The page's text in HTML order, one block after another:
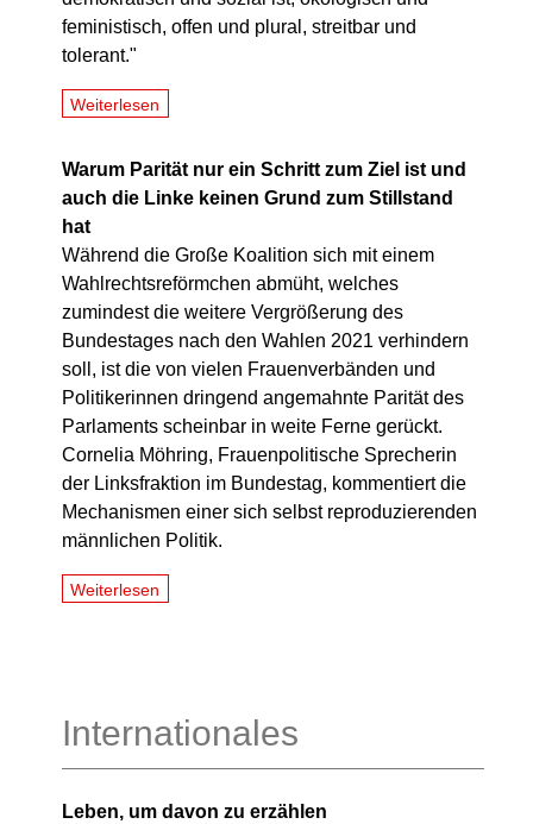
feministisch, offen und plural, streitbar und
tolerant."
Weiterlesen
Warum Parität nur ein Schritt zum Ziel ist und
auch die Linke keinen Grund zum Stillstand
hat
Während die Große Koalition sich mit einem
Wahlrechtsreförmchen abmüht, welches
zumindest die weitere Vergrößerung des
Bundestages nach den Wahlen 2021 verhindern
soll, ist die von vielen Frauenverbänden und
Politikerinnen dringend angemahnte Parität des
Parlaments scheinbar in weite Ferne gerückt.
Cornelia Möhring, Frauenpolitische Sprecherin
der Linksfraktion im Bundestag, kommentiert die
Mechanismen einer sich selbst reproduzierenden
männlichen Politik.
Weiterlesen
Internationales
Leben, um davon zu erzählen